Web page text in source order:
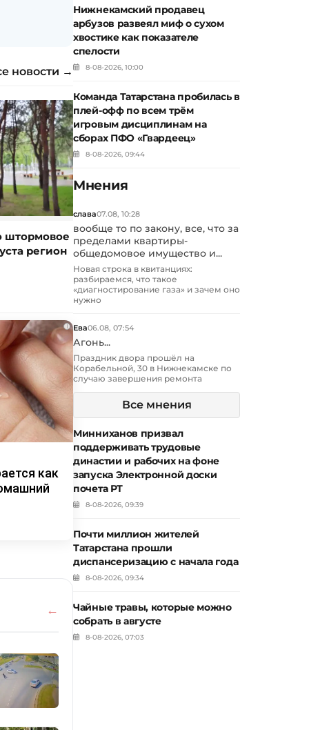
новости →
штормовое
регион
i
как
Нижнекамский продавец
арбузов развеял миф о сухом
хвостике как показателе
спелости
8-08-2026, 10:00
Команда Татарстана пробилась в
плей-офф по всем трём
игровым дисциплинам на
сборах ПФО «Гвардеец»
8-08-2026, 09:44
Мнения
слава07.08, 10:28
вообще то по закону, все, что за
пределами квартиры-
общедомовое имущество и...
Новая строка в квитанциях:
разбираемся, что такое
«диагностирование газа» и зачем оно
нужно
Ева06.08, 07:54
Агонь...
Праздник двора прошёл на
Корабельной, 30 в Нижнекамске по
случаю завершения ремонта
Все мнения
Минниханов призвал
поддерживать трудовые
династии и рабочих на фоне
запуска Электронной доски
почета РТ
8-08-2026, 09:39
Почти миллион жителей
Татарстана прошли
диспансеризацию с начала года
8-08-2026, 09:34
Чайные травы, которые можно
собрать в августе
8-08-2026, 07:03